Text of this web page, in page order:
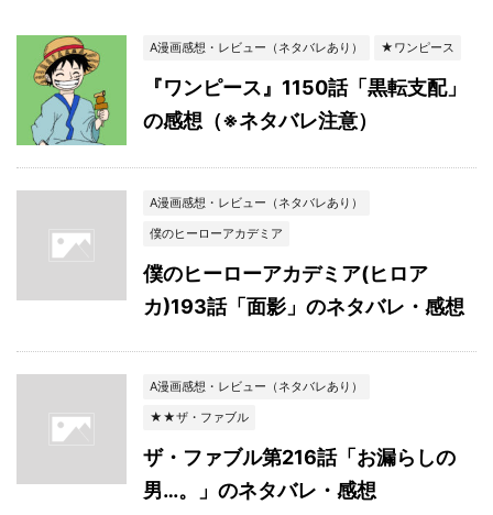
A漫画感想・レビュー（ネタバレあり） ★ワンピース
『ワンピース』1150話「黒転支配」
の感想（※ネタバレ注意）
A漫画感想・レビュー（ネタバレあり）
僕のヒーローアカデミア
僕のヒーローアカデミア(ヒロア
カ)193話「面影」のネタバレ・感想
A漫画感想・レビュー（ネタバレあり）
★★ザ・ファブル
ザ・ファブル第216話「お漏らしの
男…。」のネタバレ・感想